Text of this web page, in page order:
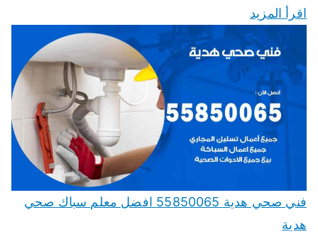
اقرأ المزيد
فني صحي هدية 55850065 افضل معلم سباك صحي
هدية